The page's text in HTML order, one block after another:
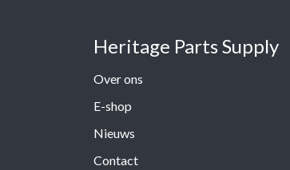
Heritage Parts Supply
Over ons
E-shop
Nieuws
Contact